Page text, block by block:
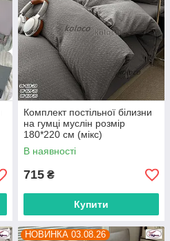
Комплект постільної білизни
на гумці муслін розмір
180*220 см (мікс)
"POSTELKA" недорого від
прямого постачальника
В наявності
715 ₴
Купити
НОВИНКА 03.08.26